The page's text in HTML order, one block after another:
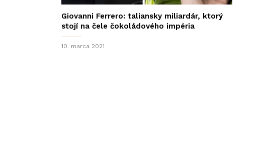
Giovanni Ferrero: taliansky miliardár, ktorý
stojí na čele čokoládového impéria
10. marca 2021